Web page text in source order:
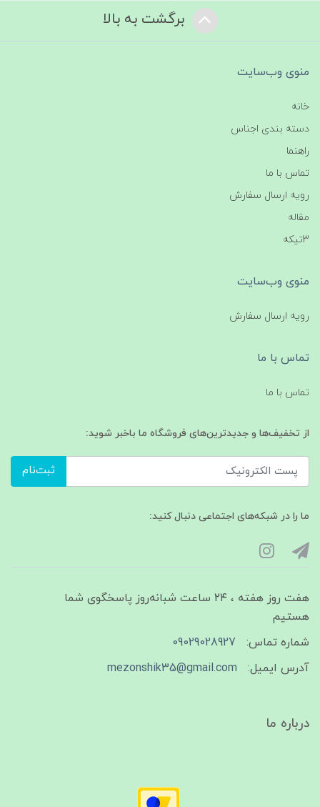
برگشت به بالا
منوی وب‌سایت
خانه
دسته بندی اجناس
راهنما
تماس با ما
رویه ارسال سفارش
مقاله
3تیکه
منوی وب‌سایت
رویه ارسال سفارش
تماس با ما
تماس با ما
از تخفیف‌ها و جدیدترین‌های فروشگاه ما باخبر شوید:
ثبت‌نام
ما را در شبکه‌های اجتماعی دنبال کنید:
هفت روز هفته ، ۲۴ ساعت شبانه‌روز پاسخگوی شما
هستیم
شماره تماس:
09029028927
آدرس ایمیل:
mezonshik35@gmail.com
درباره ما